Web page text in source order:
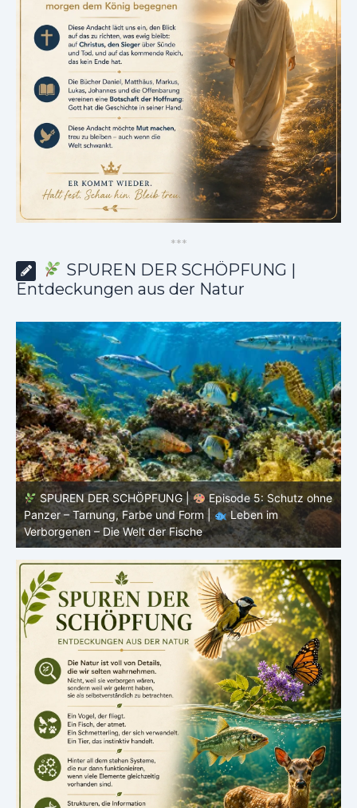
***
SPUREN DER SCHÖPFUNG |
Entdeckungen aus der Natur
SPUREN DER SCHÖPFUNG |
Episode 4: Kalt, aber
lebendig – Leben ohne konstante Körpertemperatur |
Leben im Verborgenen – Die Welt der Fische